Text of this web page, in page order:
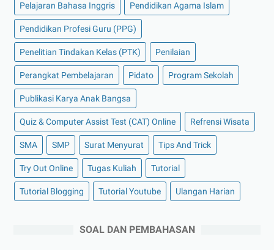
Pelajaran Bahasa Inggris Pendidikan Agama Islam
Pendidikan Profesi Guru (PPG)
Penelitian Tindakan Kelas (PTK) Penilaian
Perangkat Pembelajaran Pidato Program Sekolah
Publikasi Karya Anak Bangsa
Quiz & Computer Assist Test (CAT) Online Refrensi Wisata
SMA SMP Surat Menyurat Tips And Trick
Try Out Online Tugas Kuliah Tutorial
Tutorial Blogging Tutorial Youtube Ulangan Harian
SOAL DAN PEMBAHASAN